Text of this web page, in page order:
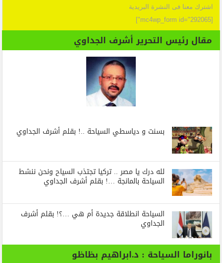
اشترك معنا فى النشرة البريدية
[mc4wp_form id="292065"]
مقال رئيس التحرير أشرف الجداوي
بسنت و دياسطي السياحة ..! بقلم أشرف الجداوي
لله درك يا مصر .. تركيا تجتذب السياح ونحن ننشط
السياحة بالمانجة …! بقلم أشرف الجداوي
السياحة انطلاقة جديدة أم هي …؟! بقلم أشرف
الجداوي
بانوراما السياحة : د.ابراهيم بظاظو